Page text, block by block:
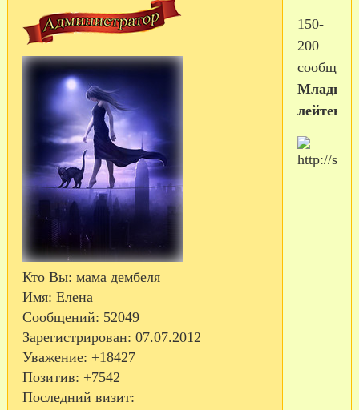
Кто Вы: мама дембеля
Имя: Елена
Сообщений: 52049
Зарегистрирован: 07.07.2012
Уважение: +18427
Позитив: +7542
Последний визит:
150-
200